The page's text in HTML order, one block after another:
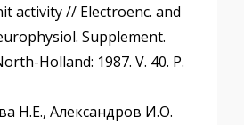
activity // Electroenc. and
Supplement.
Holland: 1987. V. 40. P.
Н.Е., Александров И.О.